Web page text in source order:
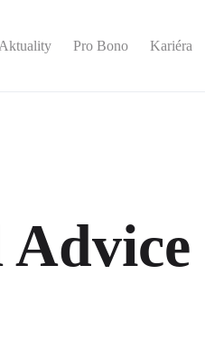
Aktuality Pro Bono Kariéra